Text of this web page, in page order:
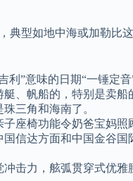
型如地中海或加勒比
”意味的日期“一锤定
、帆船的，特别是卖
三角和海南了。
座椅功能令奶爸宝妈
信达方面和中国金谷
击力，舷弧贯穿式优